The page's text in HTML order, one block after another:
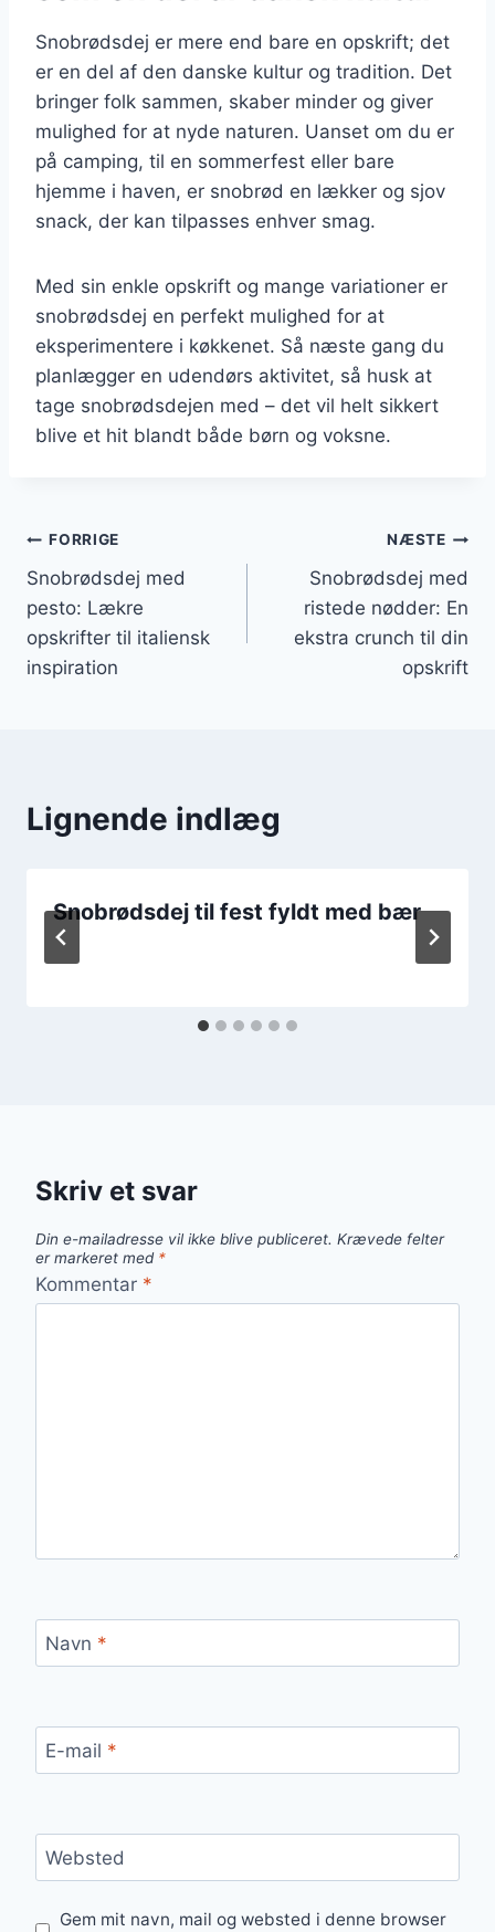
Snobrødsdej er mere end bare en opskrift; det
er en del af den danske kultur og tradition. Det
bringer folk sammen, skaber minder og giver
mulighed for at nyde naturen. Uanset om du er
på camping, til en sommerfest eller bare
hjemme i haven, er snobrød en lækker og sjov
snack, der kan tilpasses enhver smag.
Med sin enkle opskrift og mange variationer er
snobrødsdej en perfekt mulighed for at
eksperimentere i køkkenet. Så næste gang du
planlægger en udendørs aktivitet, så husk at
tage snobrødsdejen med – det vil helt sikkert
blive et hit blandt både børn og voksne.
Indlægsnavigation
FORRIGE
Snobrødsdej med
pesto: Lækre
opskrifter til italiensk
inspiration
NÆSTE
Snobrødsdej med
ristede nødder: En
ekstra crunch til din
opskrift
Lignende indlæg
Snobrødsdej til fest fyldt med bær
Skriv et svar
Din e-mailadresse vil ikke blive publiceret. Krævede felter
er markeret med *
Kommentar *
Navn *
E-mail *
Websted
Gem mit navn, mail og websted i denne browser